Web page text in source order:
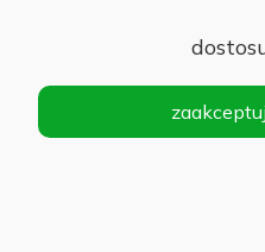
Statywy i uchwyty
Statyw obrotowy do
śledzącą